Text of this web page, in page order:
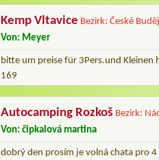
Kemp Vltavice Bezirk: České
Von: Meyer
bitte um preise für 3Pers.und
169
Autocamping Rozkoš Bezirk:
Von: čipkalová martina
dobrý den prosím je volná chata pro